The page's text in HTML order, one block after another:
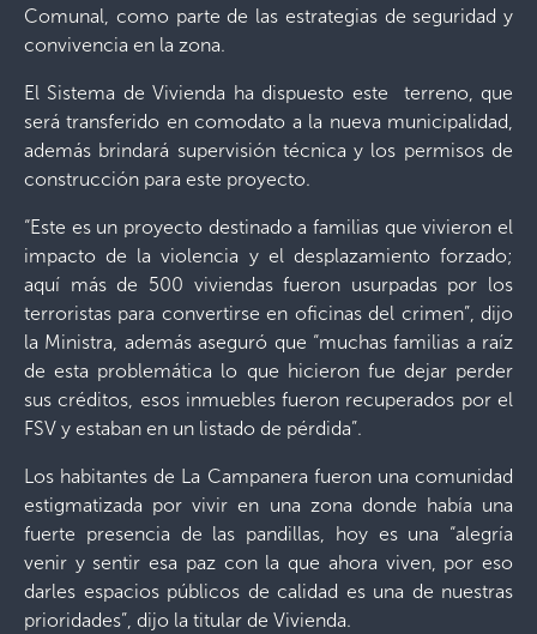
Comunal, como parte de las estrategias de seguridad y
convivencia en la zona.
El Sistema de Vivienda ha dispuesto este terreno, que
será transferido en comodato a la nueva municipalidad,
además brindará supervisión técnica y los permisos de
construcción para este proyecto.
“Este es un proyecto destinado a familias que vivieron el
impacto de la violencia y el desplazamiento forzado;
aquí más de 500 viviendas fueron usurpadas por los
terroristas para convertirse en oficinas del crimen”, dijo
la Ministra, además aseguró que “muchas familias a raíz
de esta problemática lo que hicieron fue dejar perder
sus créditos, esos inmuebles fueron recuperados por el
FSV y estaban en un listado de pérdida”.
Los habitantes de La Campanera fueron una comunidad
estigmatizada por vivir en una zona donde había una
fuerte presencia de las pandillas, hoy es una “alegría
venir y sentir esa paz con la que ahora viven, por eso
darles espacios públicos de calidad es una de nuestras
prioridades”, dijo la titular de Vivienda.